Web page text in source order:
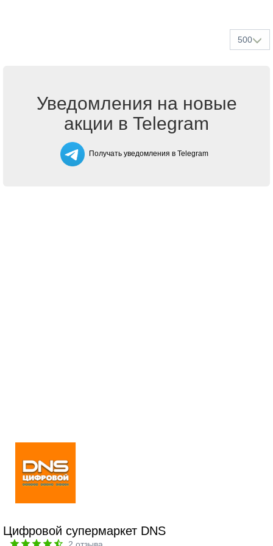
500
Уведомления на новые
акции в Telegram
Получать уведомления в Telegram
Цифровой супермаркет DNS